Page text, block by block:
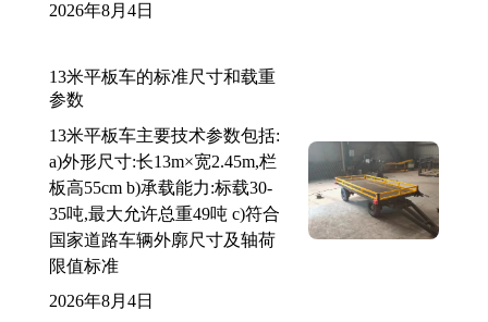
2026年8月4日
13米平板车的标准尺寸和载重
参数
13米平板车主要技术参数包括:
a)外形尺寸:长13m×宽2.45m,栏
板高55cm b)承载能力:标载30-
35吨,最大允许总重49吨 c)符合
国家道路车辆外廓尺寸及轴荷
限值标准
2026年8月4日